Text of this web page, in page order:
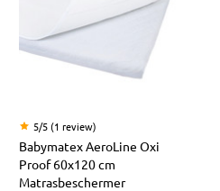
5/5 (1 review)
Babymatex AeroLine Oxi
Proof 60x120 cm
Matrasbeschermer